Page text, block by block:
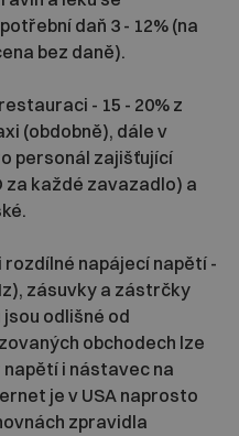
daň 3 - 12% (na
bez daně).
- 15 - 20% z
(obdobně), dále v
personál zajišťující
za každé zavazadlo) a
napájecí napětí -
zásuvky a zástrčky
odlišné od
obchodech lze
i nástavec na
je v USA naprosto
zpravidla